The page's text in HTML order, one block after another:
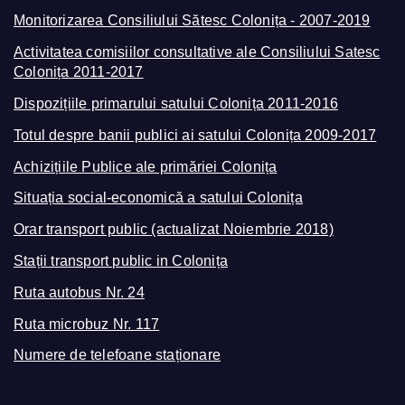
Monitorizarea Consiliului Sătesc Colonița - 2007-2019
Activitatea comisiilor consultative ale Consiliului Satesc
Colonița 2011-2017
Dispozițiile primarului satului Colonița 2011-2016
Totul despre banii publici ai satului Colonița 2009-2017
Achizițiile Publice ale primăriei Colonița
Situația social-economică a satului Colonița
Orar transport public (actualizat Noiembrie 2018)
Stații transport public in Colonița
Ruta autobus Nr. 24
Ruta microbuz Nr. 117
Numere de telefoane staționare